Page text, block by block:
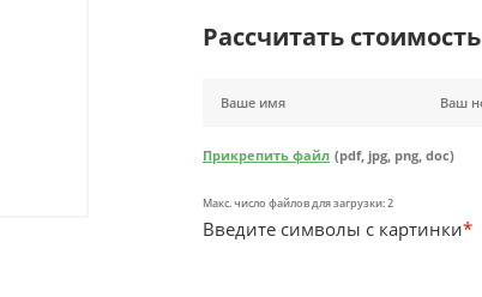
Рассчитать стоимость
Прикрепить файл (pdf, jpg, png, doc)
Макс. число файлов для загрузки: 2
Введите символы с картинки*